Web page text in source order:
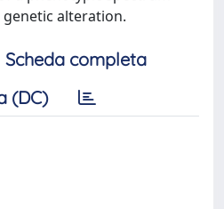
alteration.
Scheda completa
(DC)